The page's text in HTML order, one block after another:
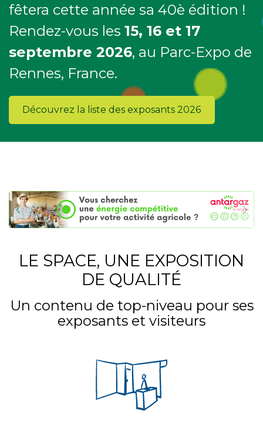
fêtera cette année sa 40è édition !
Rendez-vous les 15, 16 et 17
septembre 2026, au Parc-Expo de
Rennes, France.
Découvrez la liste des exposants 2026
LE SPACE, UNE EXPOSITION
DE QUALITÉ
Un contenu de top-niveau pour ses
exposants et visiteurs